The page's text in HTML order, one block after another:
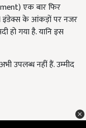
एक बार फिर
इंडेक्स के आंकड़ों पर नजर
हो गया है. यानि इस
उपलब्ध नहीं हैं. उम्मीद